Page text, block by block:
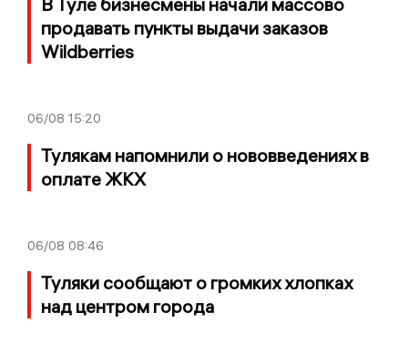
продавать пункты выдачи заказов
Wildberries
06/08 15:20
Тулякам напомнили о нововведениях в
оплате ЖКХ
06/08 08:46
Туляки сообщают о громких хлопках
над центром города